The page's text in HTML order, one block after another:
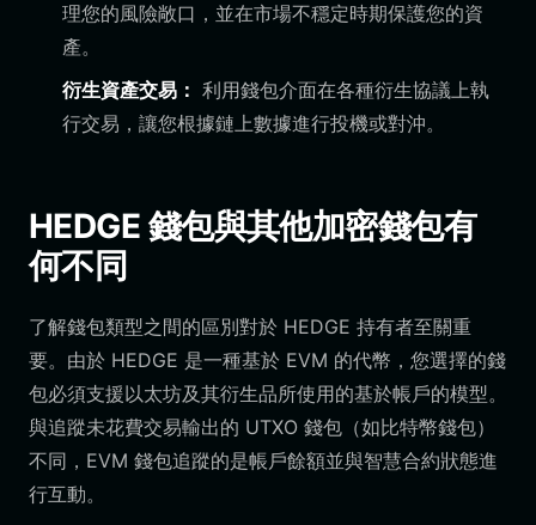
理您的風險敞口，並在市場不穩定時期保護您的資
產。
衍生資產交易： 利用錢包介面在各種衍生協議上執
行交易，讓您根據鏈上數據進行投機或對沖。
HEDGE 錢包與其他加密錢包有
何不同
了解錢包類型之間的區別對於 HEDGE 持有者至關重
要。由於 HEDGE 是一種基於 EVM 的代幣，您選擇的錢
包必須支援以太坊及其衍生品所使用的基於帳戶的模型。
與追蹤未花費交易輸出的 UTXO 錢包（如比特幣錢包）
不同，EVM 錢包追蹤的是帳戶餘額並與智慧合約狀態進
行互動。